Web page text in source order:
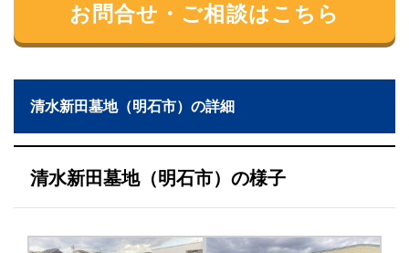
お問合せ・ご相談はこちら
清水新田墓地（明石市）の詳細
清水新田墓地（明石市）の様子